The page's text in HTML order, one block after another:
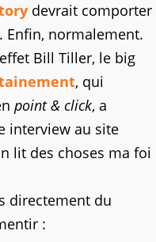
devrait comporter
Enfin, normalement.
Bill Tiller, le big
, qui
point & click, a
interview au site
lit des choses ma foi
directement du
: